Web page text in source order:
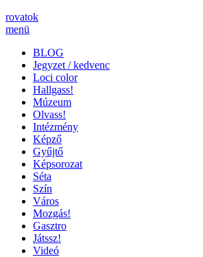
rovatok
menü
BLOG
Jegyzet / kedvenc
Loci color
Hallgass!
Múzeum
Olvass!
Intézmény
Képző
Gyűjtő
Képsorozat
Séta
Szín
Város
Mozgás!
Gasztro
Játssz!
Videó